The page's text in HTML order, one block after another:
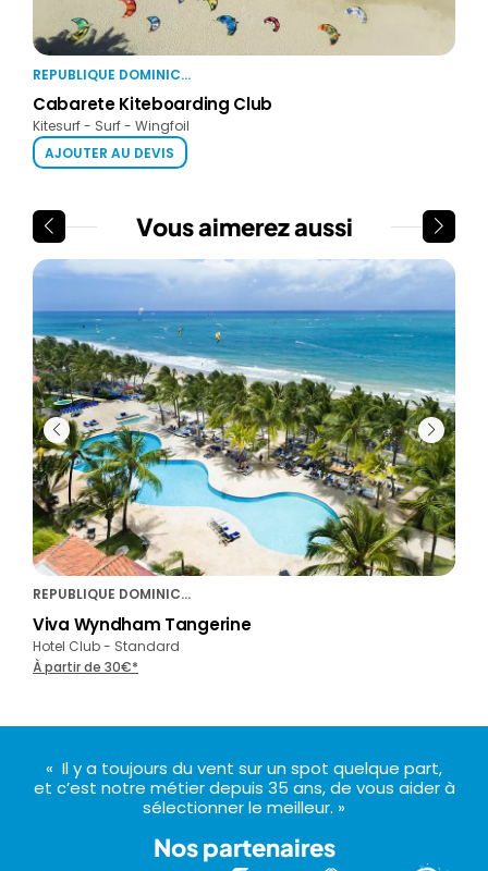
REPUBLIQUE DOMINICAINE
Cabarete Kiteboarding Club
Kitesurf - Surf - Wingfoil
AJOUTER AU DEVIS
Vous aimerez aussi
REPUBLIQUE DOMINICAINE
Viva Wyndham Tangerine
Hotel Club - Standard
À partir de 30€*
« Il y a toujours du vent sur un spot quelque part,
et c’est notre métier depuis 35 ans, de vous aider à
sélectionner le meilleur. »
Nos partenaires